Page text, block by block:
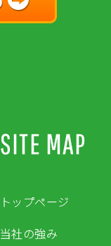
SITE MAP
トップページ
当社の強み